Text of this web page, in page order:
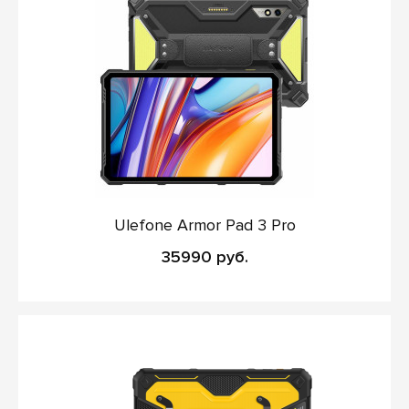
Ulefone Armor Pad 3 Pro
35990 руб.